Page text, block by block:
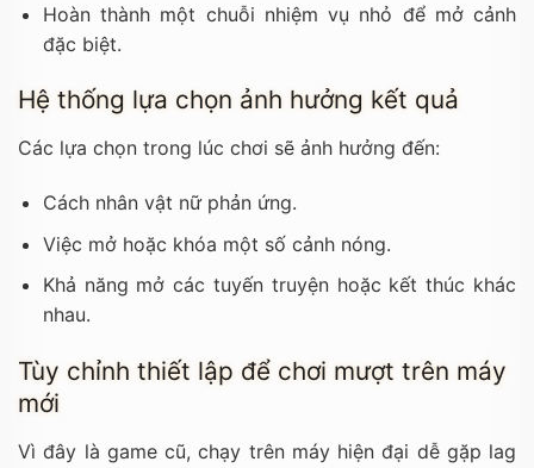
Hoàn thành một chuỗi nhiệm vụ nhỏ để mở cảnh
đặc biệt.
Hệ thống lựa chọn ảnh hưởng kết quả
Các lựa chọn trong lúc chơi sẽ ảnh hưởng đến:
Cách nhân vật nữ phản ứng.
Việc mở hoặc khóa một số cảnh nóng.
Khả năng mở các tuyến truyện hoặc kết thúc khác
nhau.
Tùy chỉnh thiết lập để chơi mượt trên máy
mới
Vì đây là game cũ, chạy trên máy hiện đại dễ gặp lag